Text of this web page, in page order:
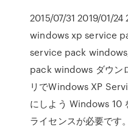
2015/07/31 2019/01/
windows xp service
service pack
pack windows ダウン
リでWindows XP
にしよう Windows 10
ライセンスが必要です